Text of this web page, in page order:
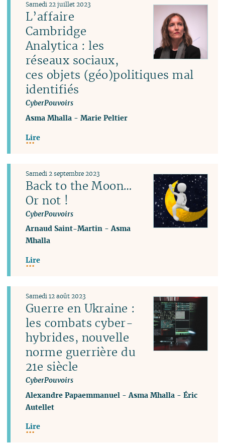
L’affaire
Cambridge
Analytica : les
réseaux sociaux,
ces objets (géo)politiques mal
identifiés
CyberPouvoirs
Samedi 22 juillet 2023
Asma Mhalla -Marie Peltier
Lire
Back to the Moon…
Or not !
CyberPouvoirs
Samedi 2 septembre 2023
Arnaud Saint-Martin -Asma
Mhalla
Lire
Guerre en Ukraine :
les combats cyber-
hybrides, nouvelle
norme guerrière du
21e siècle
CyberPouvoirs
Samedi 12 août 2023
Alexandre Papaemmanuel -Asma Mhalla -Éric
Autellet
Lire